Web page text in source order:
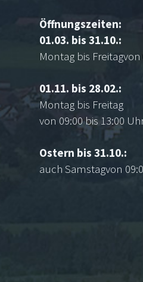
Öffnungszeiten:
01.03. bis 31.10.:
Montag bis
01.11. bis 28.02.:
Montag bis Freitag
von 09:00 bis 13:00
Ostern bis 31.10.:
auch Samstagvon